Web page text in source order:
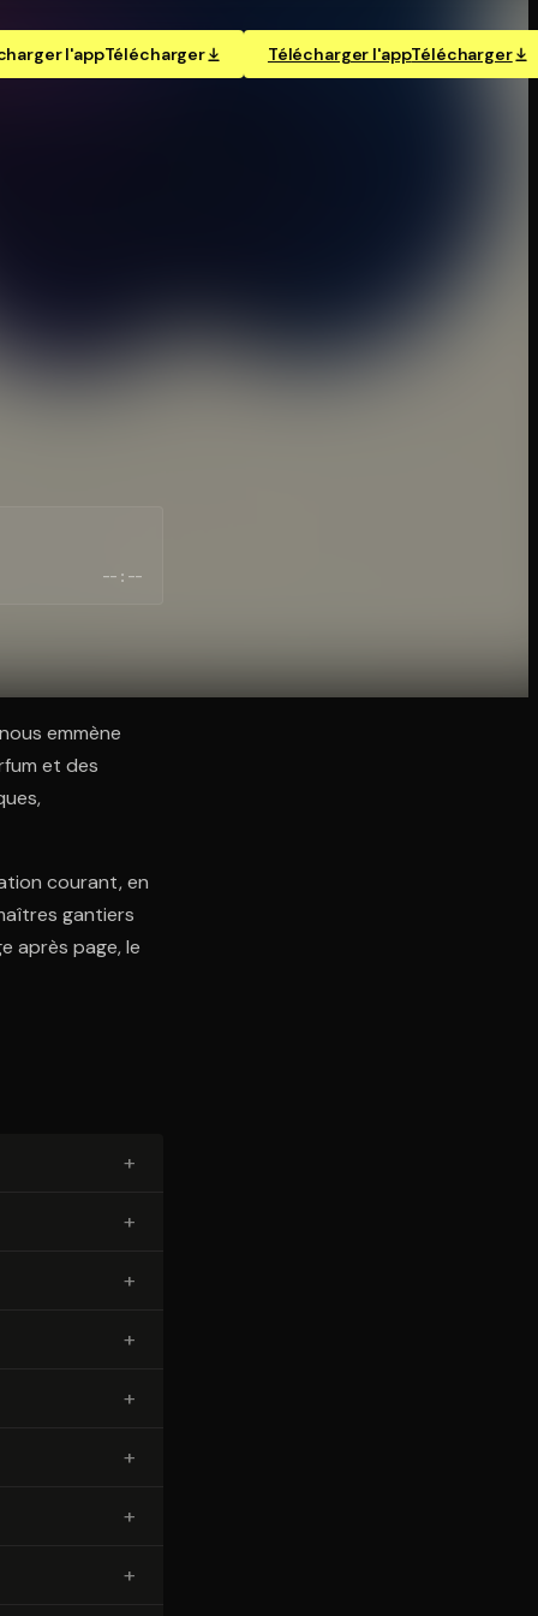
l'appTélécharger Télécharger l'appTélécharger
--:--
emmène
et des
courant, en
gantiers
après page, le
+
+
+
+
+
+
+
+